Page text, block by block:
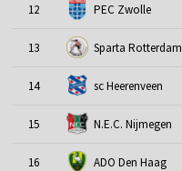
12 PEC Zwolle
13 Sparta Rotterdam
14 sc Heerenveen
15 N.E.C. Nijmegen
16 ADO Den Haag